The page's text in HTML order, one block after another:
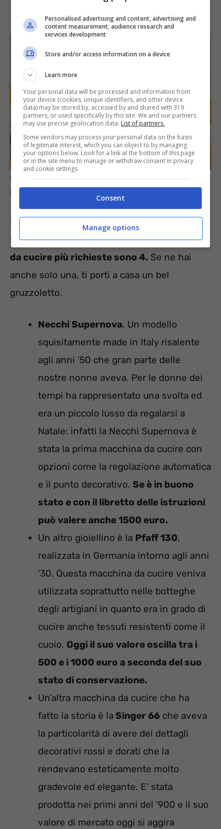
Ricco con le macchine da cucire: ecco i modelli più
richiesti/Informazioneoggi.it
Più una cosa è antica e rara e più è preziosa
sul mercato del collezionismo.Le macchine
da cucire più richieste sono 4. Se ne hai
anche solo una, ti porti a casa un bel
gruzzoletto.
Necchi Supernova. Un modello
squisitamente made in Italy risalente
agli anni ’50 che gran parte delle
nostre nonne aveva. Per le donne dei
tempi ha rappresentato una svolta ed
era un piccolo lusso da regalarsi a
Natale: infatti la Necchi Supernova è
stata la prima macchina da cucire con
opzioni come la regolazione automatica
e il punto decorativo. Se è in buono
stato e con il libretto delle istruzioni
può valere anche 1500 euro.
Un altro gioiellino è la Pfaff 130,
realizzata in Germania intorno agli anni
’30. Questa macchina da cucire veniva
utilizzata soprattutto nelle botteghe
degli artigiani in quanto era in grado di
cucire anche tessuti resistenti come il
cuoio. Oggi il suo valore oscilla tra i
500 e i 1000 euro a seconda del suo
stato di conservazione.
Un’altra macchina da cucire che ha
fatto la storia è la Singer 66 che aveva
la particolarità di avere dei dettagli
decorativi rossi e dorati che la
rendevano esteticamente molto
gradevole ed elegante. E’ stata
prodotta nei primi anni del ‘900 e il suo
valore di mercato oggi si aggira
Personalised advertising and content, advertising and
content measurement, audience research and
services development
Store and/or access information on a device
Learn more
Your personal data will be processed and information from
your device (cookies, unique identifiers, and other device
data) may be stored by, accessed by and shared with 319
partners, or used specifically by this site. We and our partners
may use precise geolocation data. List of partners.
Some vendors may process your personal data on the basis
of legitimate interest, which you can object to by managing
your options below. Look for a link at the bottom of this page
or in the site menu to manage or withdraw consent in privacy
and cookie settings.
Consent
Manage options